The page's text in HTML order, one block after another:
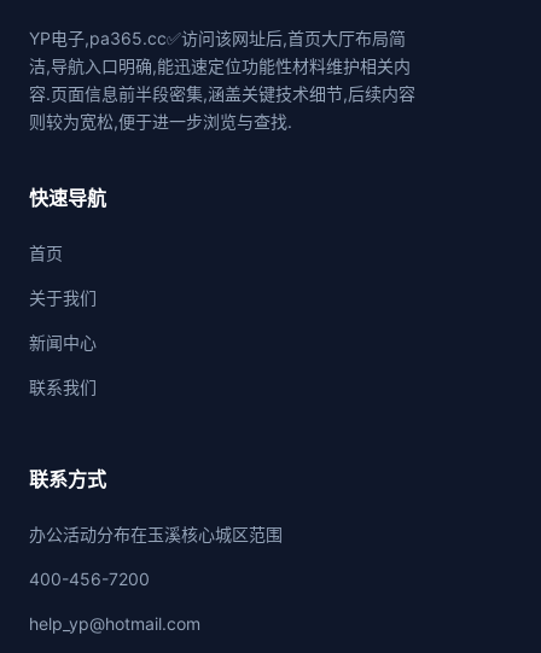
YP电子,pa365.cc✅访问该网址后,首页大厅布局简
洁,导航入口明确,能迅速定位功能性材料维护相关内
容.页面信息前半段密集,涵盖关键技术细节,后续内容
则较为宽松,便于进一步浏览与查找.
快速导航
首页
关于我们
新闻中心
联系我们
联系方式
办公活动分布在玉溪核心城区范围
400-456-7200
help_yp@hotmail.com